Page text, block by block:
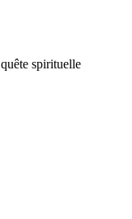
spirituelle